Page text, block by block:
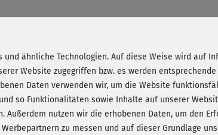
und ähnliche Technologien. Auf diese Weise wird auf
Website zugegriffen bzw. es werden
Daten verwenden wir, um die Website
so Funktionalitäten sowie Inhalte auf unserer
Außerdem nutzen wir die erhobenen Daten, um den
zu messen und auf dieser Grundlage